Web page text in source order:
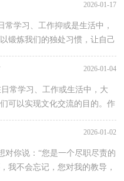
2026-01-17
学习、工作抑或是生活中，
锻炼我们的独处习惯，让自己
信很多朋友都...
2026-01-04
常学习、工作或生活中，大
可以实现文化交流的目的。作
2026-01-02
你说：“您是一个尽职尽责的
我不会忘记，您对我的教导，